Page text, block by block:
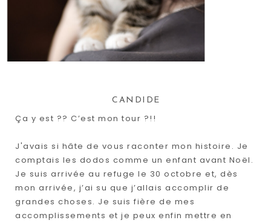
CANDIDE
Ça y est ?? C’est mon tour ?!!
J'avais si hâte de vous raconter mon histoire. Je
comptais les dodos comme un enfant avant Noël.
Je suis arrivée au refuge le 30 octobre et, dès
mon arrivée, j’ai su que j’allais accomplir de
grandes choses. Je suis fière de mes
accomplissements et je peux enfin mettre en